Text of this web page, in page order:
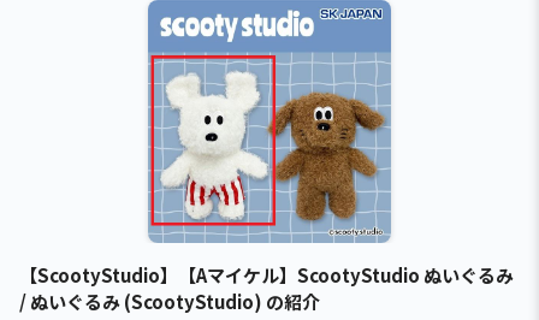
【ScootyStudio】【Aマイケル】ScootyStudio ぬいぐるみ
/ ぬいぐるみ (ScootyStudio) の紹介